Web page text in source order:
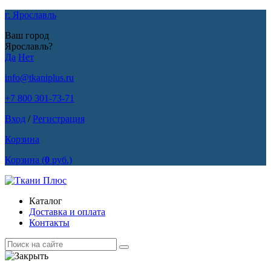
г. Ярославль
Ваш город
Ярославль?
Да Нет
info@tkaniplus.ru
+7 800 301-73-71
Вход /Регистрация
Корзина
Корзина (0 руб.)
Каталог
Доставка и оплата
Контакты